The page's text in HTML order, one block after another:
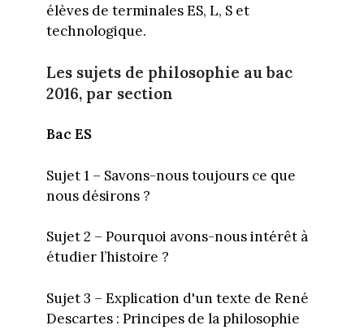
élèves de terminales ES, L, S et
technologique.
Les sujets de philosophie au bac
2016, par section
Bac ES
Sujet 1 – Savons-nous toujours ce que
nous désirons ?
Sujet 2 – Pourquoi avons-nous intérêt à
étudier l’histoire ?
Sujet 3 – Explication d'un texte de René
Descartes : Principes de la philosophie